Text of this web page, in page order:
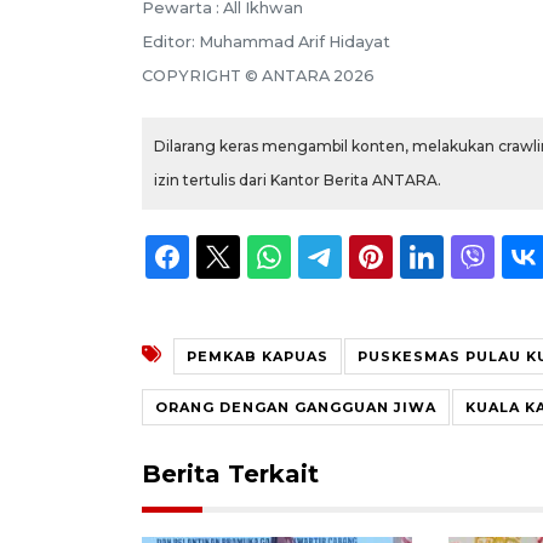
Pewarta : All Ikhwan
Editor: Muhammad Arif Hidayat
COPYRIGHT © ANTARA 2026
Dilarang keras mengambil konten, melakukan
izin tertulis dari Kantor Berita ANTARA.
PEMKAB KAPUAS PUSKESMAS PULAU
ORANG DENGAN GANGGUAN JIWA KUALA
Berita Terkait